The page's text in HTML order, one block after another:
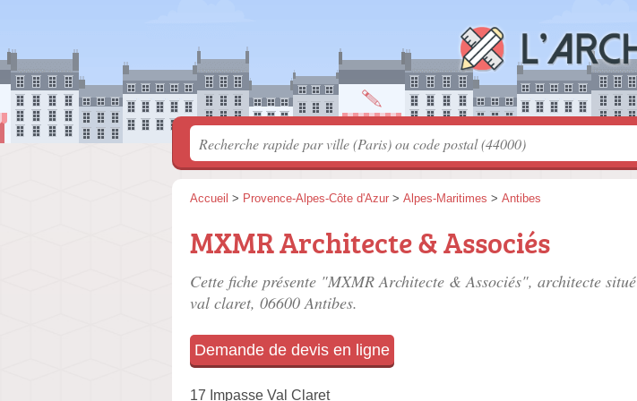
Accueil > Provence-Alpes-Côte d'Azur > Alpes-Maritimes > Antibes
MXMR Architecte & Associés
Cette fiche présente "MXMR Architecte & Associés", architecte situé
val claret, 06600 Antibes.
Demande de devis en ligne
17 Impasse Val Claret